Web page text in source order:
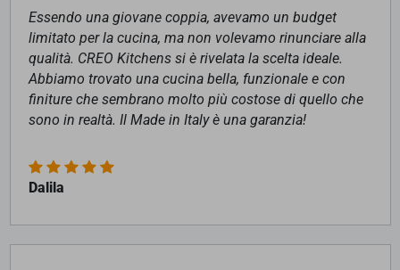
Essendo una giovane coppia, avevamo un budget
limitato per la cucina, ma non volevamo rinunciare alla
qualità. CREO Kitchens si è rivelata la scelta ideale.
Abbiamo trovato una cucina bella, funzionale e con
finiture che sembrano molto più costose di quello che
sono in realtà. Il Made in Italy è una garanzia!
Dalila